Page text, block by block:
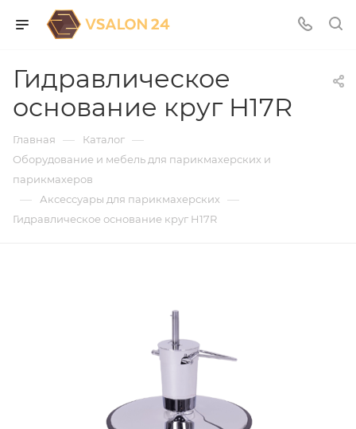
Гидравлическое
основание круг H17R
Главная — Каталог —
Оборудование и мебель для парикмахерских и
парикмахеров
— Аксессуары для парикмахерских —
Гидравлическое основание круг H17R